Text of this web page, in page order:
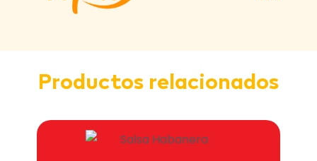
Productos relacionados